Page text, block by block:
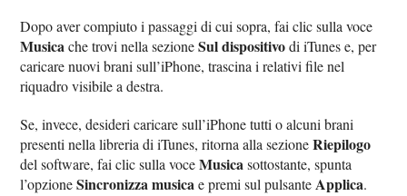
Dopo aver compiuto i passaggi di cui sopra, fai clic sulla voce
Musicache trovi nella sezioneSul dispositivodi iTunes e, per
caricare nuovi brani sull’iPhone, trascina i relativi file nel
riquadro visibile a destra.
Se, invece, desideri caricare sull’iPhone tutti o alcuni brani
presenti nella libreria di iTunes, ritorna alla sezioneRiepilogo
del software, fai clic sulla voceMusicasottostante, spunta
l’opzioneSincronizza musicae premi sul pulsanteApplica.